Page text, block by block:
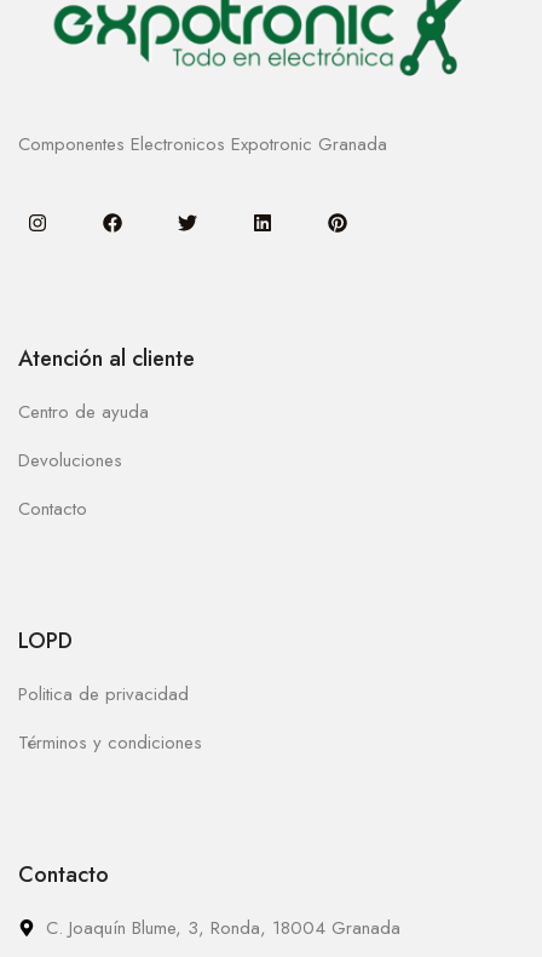
Componentes Electronicos Expotronic Granada
Atención al cliente
Centro de ayuda
Devoluciones
Contacto
LOPD
Politica de privacidad
Términos y condiciones
Contacto
C. Joaquín Blume, 3, Ronda, 18004 Granada